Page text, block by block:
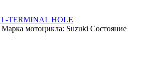
-TERMINAL HOLE
Марка мотоцикла: Suzuki Состояние